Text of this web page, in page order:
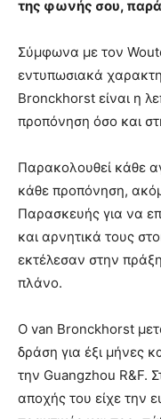
της φωνής σου, παρά
Σύμφωνα με τον
εντυπωσιακά
Bronckhorst είναι η
προπόνηση όσο και
Παρακολουθεί κάθε
κάθε προπόνηση,
Παρασκευής για να
και αρνητικά τους
εκτέλεσαν στην
πλάνο.
Ο van Bronckhorst
δράση για έξι μήνες
την Guangzhou R&F.
αποχής του είχε την